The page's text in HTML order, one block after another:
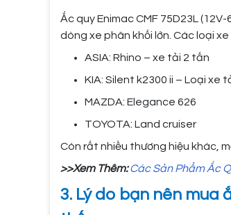
Ắc quy Enimac CMF 75D23L
dòng xe phân khối lớn. Các loại
ASIA: Rhino – xe tải 2 tấn
KIA: Silent k2300 ii – Loại xe
MAZDA: Elegance 626
TOYOTA: Land cruiser
Còn rất nhiều thương hiệu khác,
>>Xem Thêm:Các Sản Phẩm Ắc
3. Lý do bạn nên mua